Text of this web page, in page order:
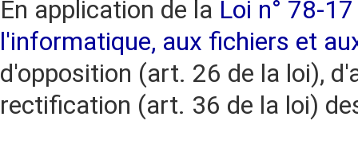
En application de la Loi n° 78-
l'informatique, aux fichiers et
d'opposition (art. 26 de la loi),
rectification (art. 36 de la loi)